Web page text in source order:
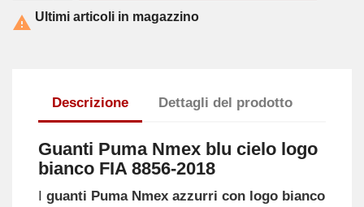
 Ultimi articoli in magazzino
Descrizione Dettagli del prodotto
Guanti Puma Nmex blu cielo logo
bianco FIA 8856-2018
I guanti Puma Nmex azzurri con logo bianco